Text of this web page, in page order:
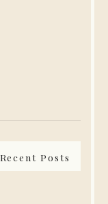
Recent Posts